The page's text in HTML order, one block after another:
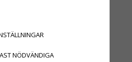
NÖDVÄNDIGA